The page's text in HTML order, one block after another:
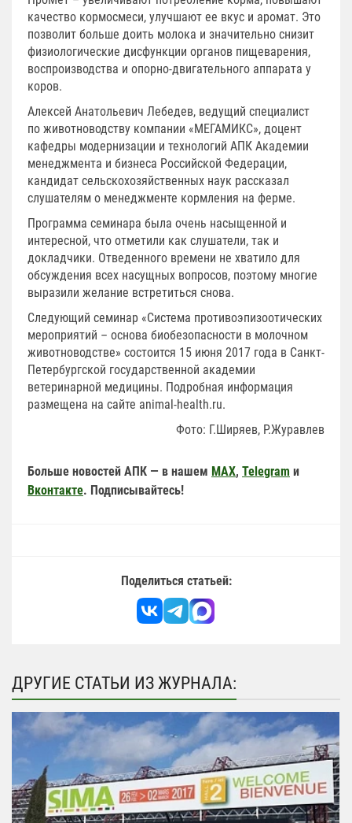
качество кормосмеси, улучшают ее вкус и аромат. Это
позволит больше доить молока и значительно снизит
физиологические дисфункции органов пищеварения,
воспроизводства и опорно-двигательного аппарата у
коров.
Алексей Анатольевич Лебедев, ведущий специалист
по животноводству компании «МЕГАМИКС», доцент
кафедры модернизации и технологий АПК Академии
менеджмента и бизнеса Российской Федерации,
кандидат сельскохозяйственных наук рассказал
слушателям о менеджменте кормления на ферме.
Программа семинара была очень насыщенной и
интересной, что отметили как слушатели, так и
докладчики. Отведенного времени не хватило для
обсуждения всех насущных вопросов, поэтому многие
выразили желание встретиться снова.
Следующий семинар «Система противоэпизоотических
мероприятий – основа биобезопасности в молочном
животноводстве» состоится 15 июня 2017 года в Санкт-
Петербургской государственной академии
ветеринарной медицины. Подробная информация
размещена на сайте animal-health.ru.
Фото: Г.Ширяев, Р.Журавлев
Больше новостей АПК — в нашем MAX, Telegram и
Вконтакте. Подписывайтесь!
Поделиться статьей:
ДРУГИЕ СТАТЬИ ИЗ ЖУРНАЛА: